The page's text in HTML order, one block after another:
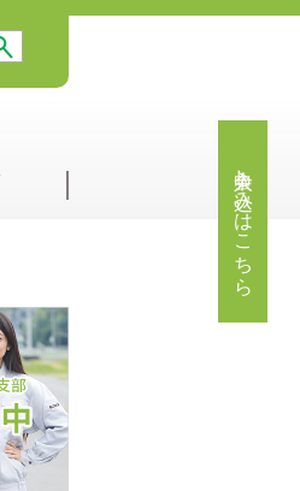
入会申し込みはこちら